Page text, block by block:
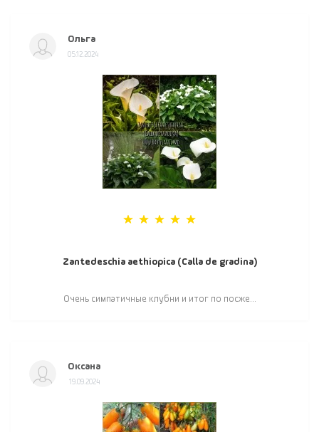
Ольга
05.12.2024
Zantedeschia aethiopica (Calla de gradina)
Очень симпатичные клубни и итог по посже...
Оксана
19.09.2024